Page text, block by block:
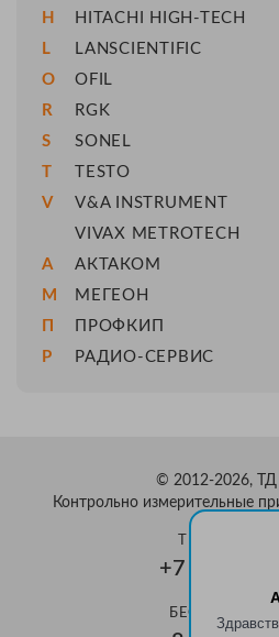
H
HITACHI HIGH-TECH
L
LANSCIENTIFIC
O
OFIL
R
RGK
S
SONEL
T
TESTO
V
V&A INSTRUMENT
VIVAX METROTECH
А
АКТАКОМ
М
МЕГЕОН
П
ПРОФКИП
Р
РАДИО-СЕРВИС
© 2012-2026,
Контрольно измерительные
+7 (495)
БЕСПЛАТНЫЙ